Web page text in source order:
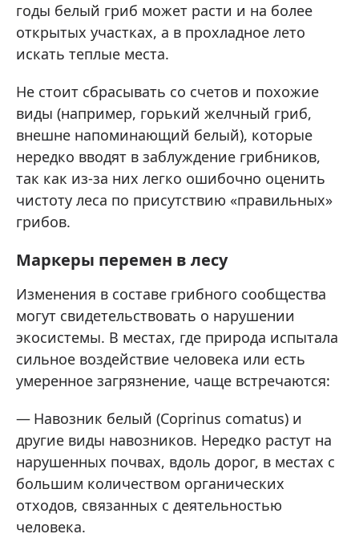
годы белый гриб может расти и на более
открытых участках, а в прохладное лето
искать теплые места.
Не стоит сбрасывать со счетов и похожие
виды (например, горький желчный гриб,
внешне напоминающий белый), которые
нередко вводят в заблуждение грибников,
так как из‑за них легко ошибочно оценить
чистоту леса по присутствию «правильных»
грибов.
Маркеры перемен в лесу
Изменения в составе грибного сообщества
могут свидетельствовать о нарушении
экосистемы. В местах, где природа испытала
сильное воздействие человека или есть
умеренное загрязнение, чаще встречаются:
Навозник белый (Coprinus comatus) и
другие виды навозников. Нередко растут на
нарушенных почвах, вдоль дорог, в местах с
большим количеством органических
отходов, связанных с деятельностью
человека.